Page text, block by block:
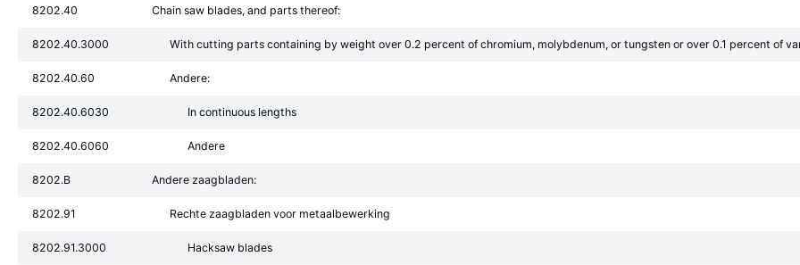
8202.40 Chain saw blades, and parts thereof:
8202.40.3000 With cutting parts containing by weight over 0.2 percent of chromium, molybdenum, or tungsten or over 0.1 percent of
8202.40.60 Andere:
8202.40.6030 In continuous lengths
8202.40.6060 Andere
8202.B Andere zaagbladen:
8202.91 Rechte zaagbladen voor metaalbewerking
8202.91.3000 Hacksaw blades